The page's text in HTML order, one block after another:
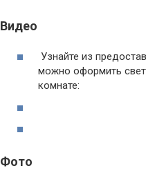
Видео
Узнайте из
можно оформить
комнате:
Фото